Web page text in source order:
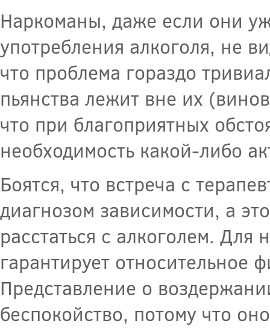
Наркоманы, даже если они
употребления алкоголя, не
что проблема гораздо
пьянства лежит вне их
что при благоприятных
необходимость какой-либо
Боятся, что встреча с
диагнозом зависимости, а
расстаться с алкоголем.
гарантирует относительное
Представление о
беспокойство, потому что